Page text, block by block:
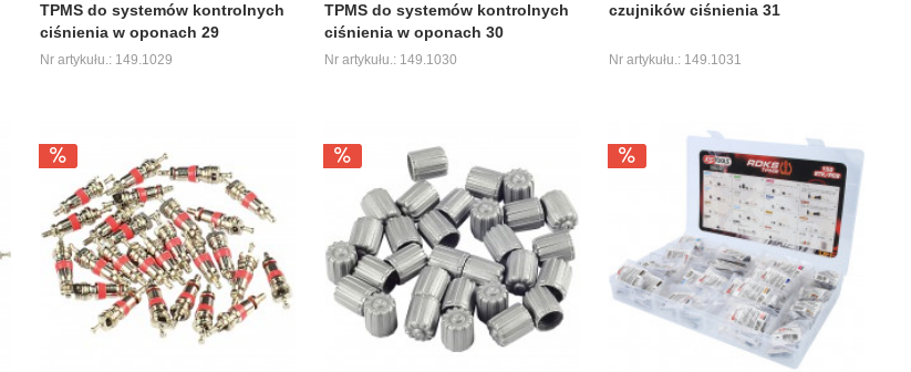
TPMS do systemów kontrolnych
ciśnienia w oponach 29
Nr artykułu.: 149.1029
TPMS do systemów kontrolnych
ciśnienia w oponach 30
Nr artykułu.: 149.1030
czujników ciśnienia 31
Nr artykułu.: 149.1031